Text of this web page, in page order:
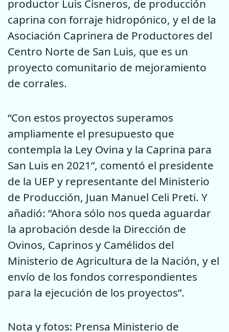
productor Luis Cisneros, de producción
caprina con forraje hidropónico, y el de la
Asociación Caprinera de Productores del
Centro Norte de San Luis, que es un
proyecto comunitario de mejoramiento
de corrales.
“Con estos proyectos superamos
ampliamente el presupuesto que
contempla la Ley Ovina y la Caprina para
San Luis en 2021”, comentó el presidente
de la UEP y representante del Ministerio
de Producción, Juan Manuel Celi Preti. Y
añadió: “Ahora sólo nos queda aguardar
la aprobación desde la Dirección de
Ovinos, Caprinos y Camélidos del
Ministerio de Agricultura de la Nación, y el
envío de los fondos correspondientes
para la ejecución de los proyectos”.
Nota y fotos: Prensa Ministerio de